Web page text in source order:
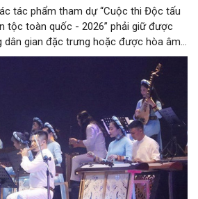
tác phẩm tham dự “Cuộc thi Độc tấu
tộc toàn quốc - 2026” phải giữ được
dân gian đặc trưng hoặc được hòa âm,
làn điệu âm nhạc truyền thống Việt
trình diễn trực tiếp bằng nhạc cụ dân